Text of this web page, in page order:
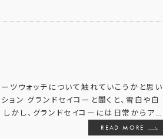
ツウォッチについて触れていこうかと思い
ン グランドセイコーと聞くと、雪白や白
かし、グランドセイコーには日常からア…
READ MORE